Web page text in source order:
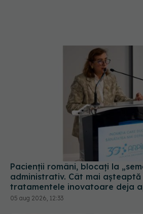
Pacienții români, blocați la
administrativ. Cât mai așteaptă
tratamentele inovatoare deja
Europa
05 aug 2026, 12:33